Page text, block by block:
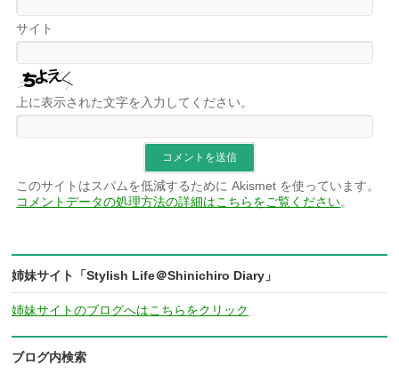
サイト
上に表示された文字を入力してください。
このサイトはスパムを低減するために Akismet を使っています。
コメントデータの処理方法の詳細はこちらをご覧ください。
姉妹サイト「Stylish Life＠Shinichiro Diary」
姉妹サイトのブログへはこちらをクリック
ブログ内検索